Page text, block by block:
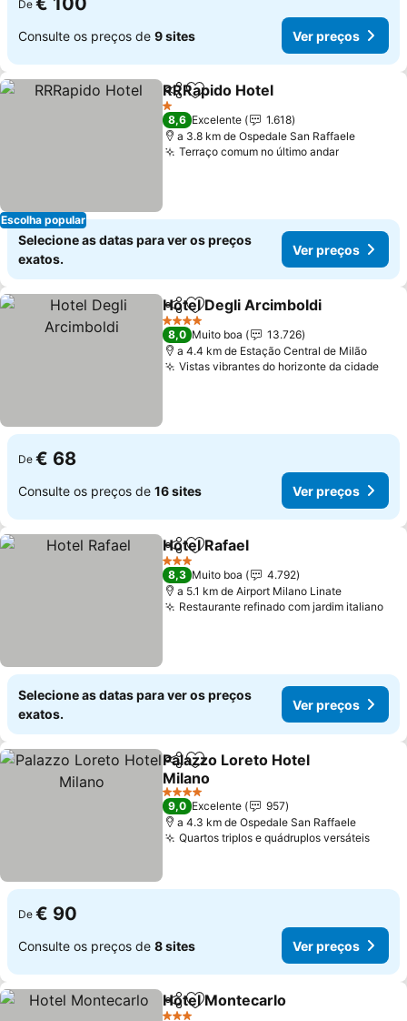
De
Consulte os preços de 9 sites Ver preços
Escolha popular
PartilharAdicionar aos favoritos
RRRapido Hotel
1 Estrelas
8,6 Excelente
1.618
a 3.8 km de Ospedale San Raffaele
Terraço comum no último andar
Selecione as datas para ver os preços
exatos.
Ver preços
PartilharAdicionar aos favoritos
Hotel Degli Arcimboldi
4 Estrelas
8,0 Muito boa
13.726
a 4.4 km de Estação Central de Milão
Vistas vibrantes do horizonte da cidade
De € 68
Consulte os preços de 16 sites Ver preços
PartilharAdicionar aos favoritos
Hotel Rafael
3 Estrelas
8,3 Muito boa
4.792
a 5.1 km de Airport Milano Linate
Restaurante refinado com jardim italiano
Selecione as datas para ver os preços
exatos.
Ver preços
PartilharAdicionar aos favoritos
Palazzo Loreto Hotel
Milano
4 Estrelas
9,0 Excelente
957
a 4.3 km de Ospedale San Raffaele
Quartos triplos e quádruplos versáteis
De € 90
Consulte os preços de 8 sites Ver preços
PartilharAdicionar aos favoritos
Hotel Montecarlo